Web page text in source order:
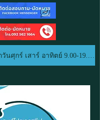
นศุกร์ เสาร์ อาทิตย์ 9.00-19.00 น.